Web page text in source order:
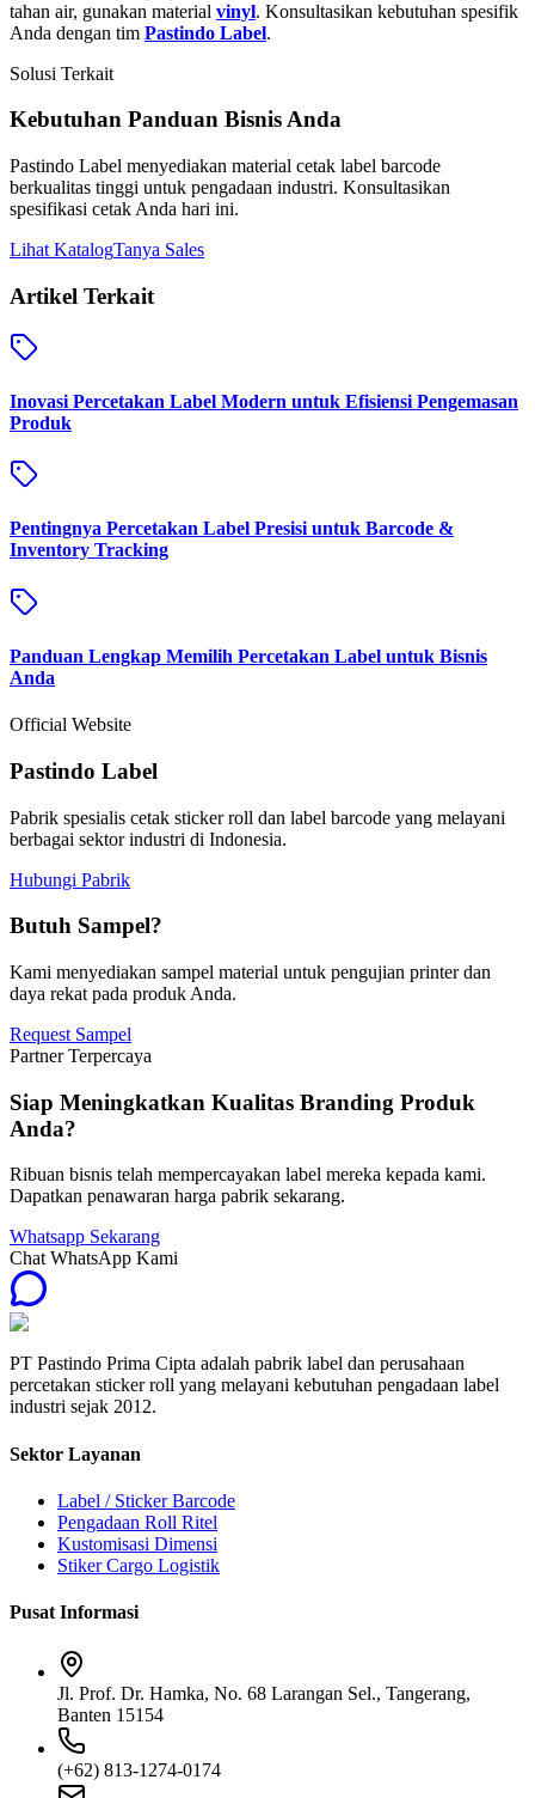
tahan air, gunakan material vinyl. Konsultasikan kebutuhan spesifik
Anda dengan tim Pastindo Label.
Solusi Terkait
Kebutuhan Panduan Bisnis Anda
Pastindo Label menyediakan material cetak label barcode
berkualitas tinggi untuk pengadaan industri. Konsultasikan
spesifikasi cetak Anda hari ini.
Lihat KatalogTanya Sales
Artikel Terkait
Inovasi Percetakan Label Modern untuk Efisiensi Pengemasan
Produk
Pentingnya Percetakan Label Presisi untuk Barcode &
Inventory Tracking
Panduan Lengkap Memilih Percetakan Label untuk Bisnis
Anda
Official Website
Pastindo Label
Pabrik spesialis cetak sticker roll dan label barcode yang melayani
berbagai sektor industri di Indonesia.
Hubungi Pabrik
Butuh Sampel?
Kami menyediakan sampel material untuk pengujian printer dan
daya rekat pada produk Anda.
Request Sampel
Partner Terpercaya
Siap Meningkatkan Kualitas Branding Produk
Anda?
Ribuan bisnis telah mempercayakan label mereka kepada kami.
Dapatkan penawaran harga pabrik sekarang.
Whatsapp Sekarang
Chat WhatsApp Kami
PT Pastindo Prima Cipta adalah pabrik label dan perusahaan
percetakan sticker roll yang melayani kebutuhan pengadaan label
industri sejak 2012.
Sektor Layanan
Label / Sticker Barcode
Pengadaan Roll Ritel
Kustomisasi Dimensi
Stiker Cargo Logistik
Pusat Informasi
Jl. Prof. Dr. Hamka, No. 68 Larangan Sel., Tangerang,
Banten 15154
(+62) 813-1274-0174